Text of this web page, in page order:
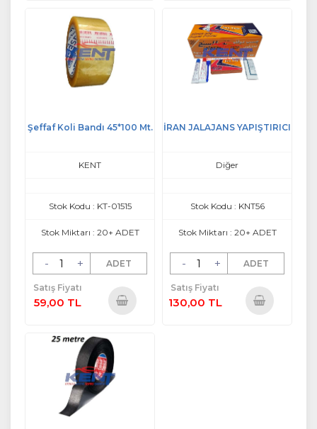
Şeffaf Koli Bandı 45*100 Mt.
KENT
Stok Kodu : KT-01515
Stok Miktarı : 20+ ADET
- + ADET
Satış Fiyatı
59,00 TL
İRAN JALAJANS YAPIŞTIRICI
Diğer
Stok Kodu : KNT56
Stok Miktarı : 20+ ADET
- + ADET
Satış Fiyatı
130,00 TL